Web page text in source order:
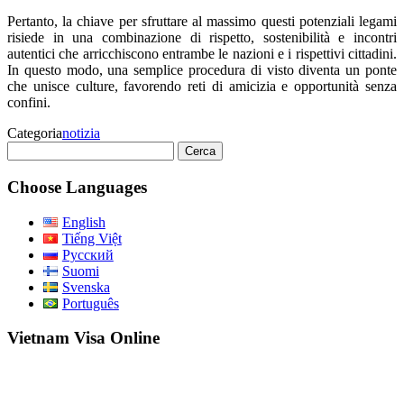
Pertanto, la chiave per sfruttare al massimo questi potenziali legami
risiede in una combinazione di rispetto, sostenibilità e incontri
autentici che arricchiscono entrambe le nazioni e i rispettivi cittadini.
In questo modo, una semplice procedura di visto diventa un ponte
che unisce culture, favorendo reti di amicizia e opportunità senza
confini.
Categorianotizia
per:
Choose Languages
English
Tiếng Việt
Русский
Suomi
Svenska
Português
Vietnam Visa Online